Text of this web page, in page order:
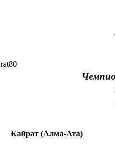
Кайрат (Алма-Ата)